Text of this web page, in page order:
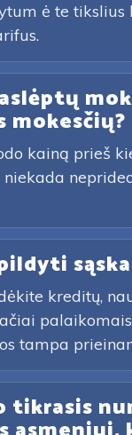
ė te tikslius
kainą prieš
kreditų,
tampa
tikrasis